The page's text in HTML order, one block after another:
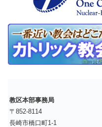
教区本部事務局
〒852-8114
長崎市橋口町1-1